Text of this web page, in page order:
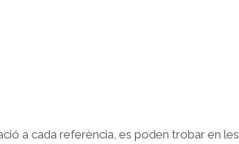
a cada referència, es poden trobar en les